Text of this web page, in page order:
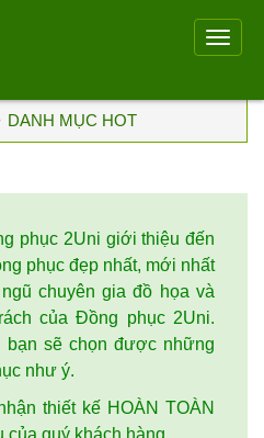
DANH MỤC HOT
phục 2Uni giới thiệu đến
phục đẹp nhất, mới nhất
chuyên gia đồ họa và
của Đồng phục 2Uni.
bạn sẽ chọn được những
như ý.
thiết kế HOÀN TOÀN
của quý khách hàng